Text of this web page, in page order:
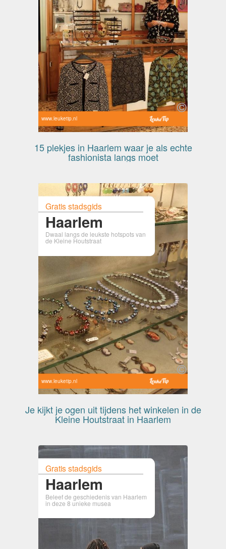
www.leuketip.nl
15 plekjes in Haarlem waar je als echte
fashionista langs moet
Gratis stadsgids
Haarlem
Dwaal langs de leukste hotspots van
de Kleine Houtstraat
www.leuketip.nl
Je kijkt je ogen uit tijdens het winkelen in de
Kleine Houtstraat in Haarlem
Gratis stadsgids
Haarlem
Beleef de geschiedenis van Haarlem
in deze 8 unieke musea